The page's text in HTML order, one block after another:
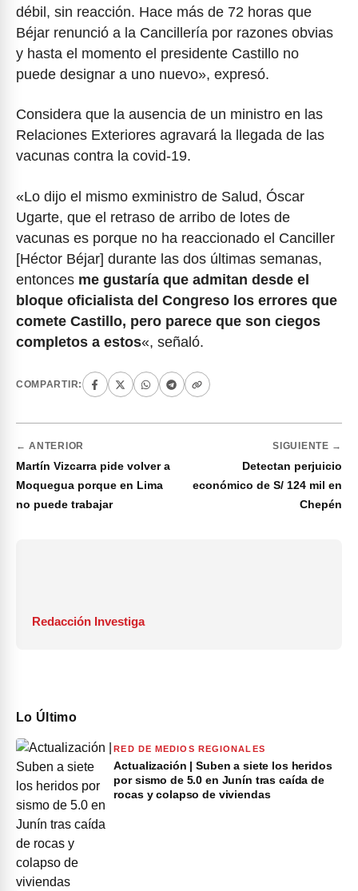
débil, sin reacción. Hace más de 72 horas que
Béjar renunció a la Cancillería por razones obvias
y hasta el momento el presidente Castillo no
puede designar a uno nuevo», expresó.
Considera que la ausencia de un ministro en las
Relaciones Exteriores agravará la llegada de las
vacunas contra la covid-19.
«Lo dijo el mismo exministro de Salud, Óscar
Ugarte, que el retraso de arribo de lotes de
vacunas es porque no ha reaccionado el Canciller
[Héctor Béjar] durante las dos últimas semanas,
entonces me gustaría que admitan desde el
bloque oficialista del Congreso los errores que
comete Castillo, pero parece que son ciegos
completos a estos«, señaló.
COMPARTIR:
← ANTERIOR
Martín Vizcarra pide volver a
Moquegua porque en Lima
no puede trabajar
SIGUIENTE →
Detectan perjuicio
económico de S/ 124 mil en
Chepén
Redacción Investiga
Lo Último
RED DE MEDIOS REGIONALES
Actualización | Suben a siete los heridos
por sismo de 5.0 en Junín tras caída de
rocas y colapso de viviendas